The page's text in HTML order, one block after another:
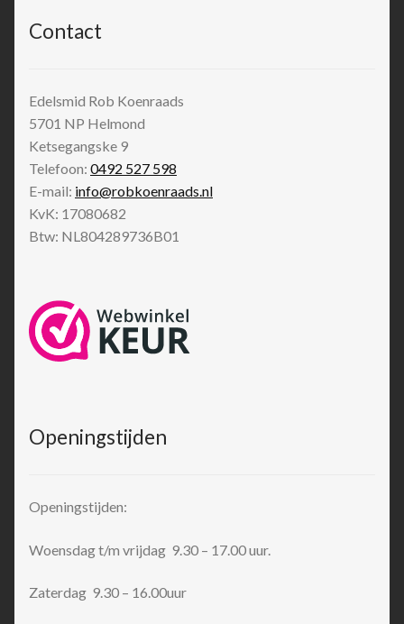
Contact
Edelsmid Rob Koenraads
5701 NP Helmond
Ketsegangske 9
Telefoon: 0492 527 598
E-mail: info@robkoenraads.nl
KvK: 17080682
Btw: NL804289736B01
Openingstijden
Openingstijden:
Woensdag t/m vrijdag 9.30 – 17.00 uur.
Zaterdag 9.30 – 16.00uur